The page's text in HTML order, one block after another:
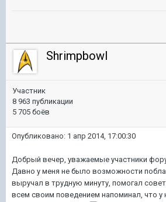
Shrimpbowl
Участник
8 963 публикации
5 705 боёв
Опубликовано: 1 апр 2014, 17:00:30
Добрый вечер, уважаемые участники
Давно у меня не было возможности
выручал в трудную минуту, помогал
всем своим поведением напоминал, что у